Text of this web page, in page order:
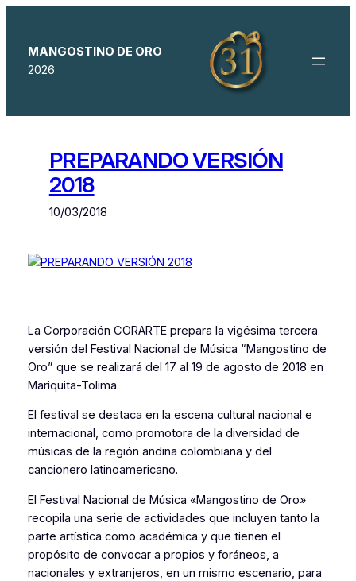
contenido
MANGOSTINO DE ORO
2026
PREPARANDO VERSIÓN
2018
10/03/2018
La Corporación CORARTE prepara la vigésima tercera
versión del Festival Nacional de Música “Mangostino de
Oro” que se realizará del 17 al 19 de agosto de 2018 en
Mariquita-Tolima.
El festival se destaca en la escena cultural nacional e
internacional, como promotora de la diversidad de
músicas de la región andina colombiana y del
cancionero latinoamericano.
El Festival Nacional de Música «Mangostino de Oro»
recopila una serie de actividades que incluyen tanto la
parte artística como académica y que tienen el
propósito de convocar a propios y foráneos, a
nacionales y extranjeros, en un mismo escenario, para